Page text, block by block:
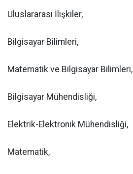
Uluslararası İlişkiler,
Bilgisayar Bilimleri,
Matematik ve Bilgisayar Bilimleri,
Bilgisayar Mühendisliği,
Elektrik-Elektronik Mühendisliği,
Matematik,